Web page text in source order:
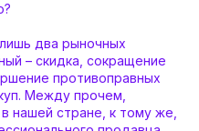
два рыночных
– скидка, сокращение
противоправных
Между прочем,
нашей стране, к тому же,